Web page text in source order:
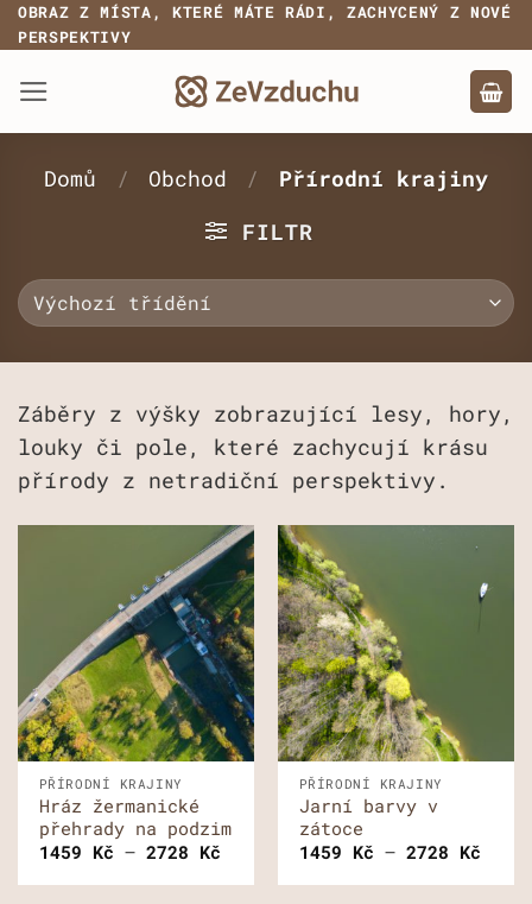
Přeskočit
na
obsah
OBRAZ Z MÍSTA, KTERÉ MÁTE RÁDI, ZACHYCENÝ Z NOVÉ
PERSPEKTIVY
Domů / Obchod /
Přírodní krajiny
FILTR
Záběry z výšky zobrazující lesy, hory,
louky či pole, které zachycují krásu
přírody z netradiční perspektivy.
PŘÍRODNÍ KRAJINY
Hráz žermanické
přehrady na podzim
1459 Kč – 2728 KčRozpětí
1459 Kč
PŘÍRODNÍ KRAJINY
Jarní barvy v
zátoce
1459 Kč – 2728 Kč
1459